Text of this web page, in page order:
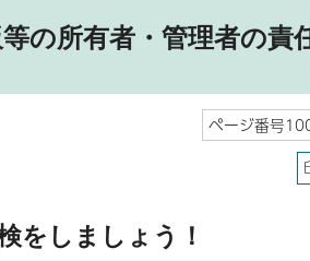
の所有者・管理者の責
ページ番号
をしましょう！